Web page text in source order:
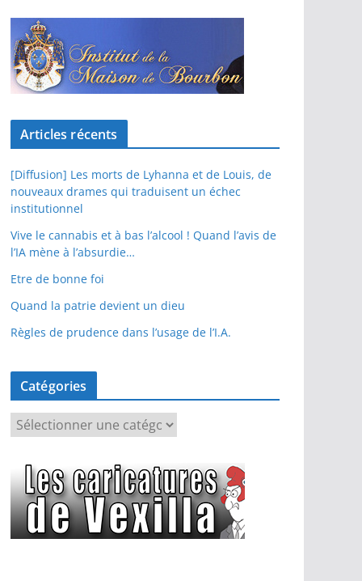
Articles récents
[Diffusion] Les morts de Lyhanna et de Louis, de
nouveaux drames qui traduisent un échec
institutionnel
Vive le cannabis et à bas l’alcool ! Quand l’avis de
l’IA mène à l’absurdie…
Etre de bonne foi
Quand la patrie devient un dieu
Règles de prudence dans l’usage de l’I.A.
Catégories
é
g
o
r